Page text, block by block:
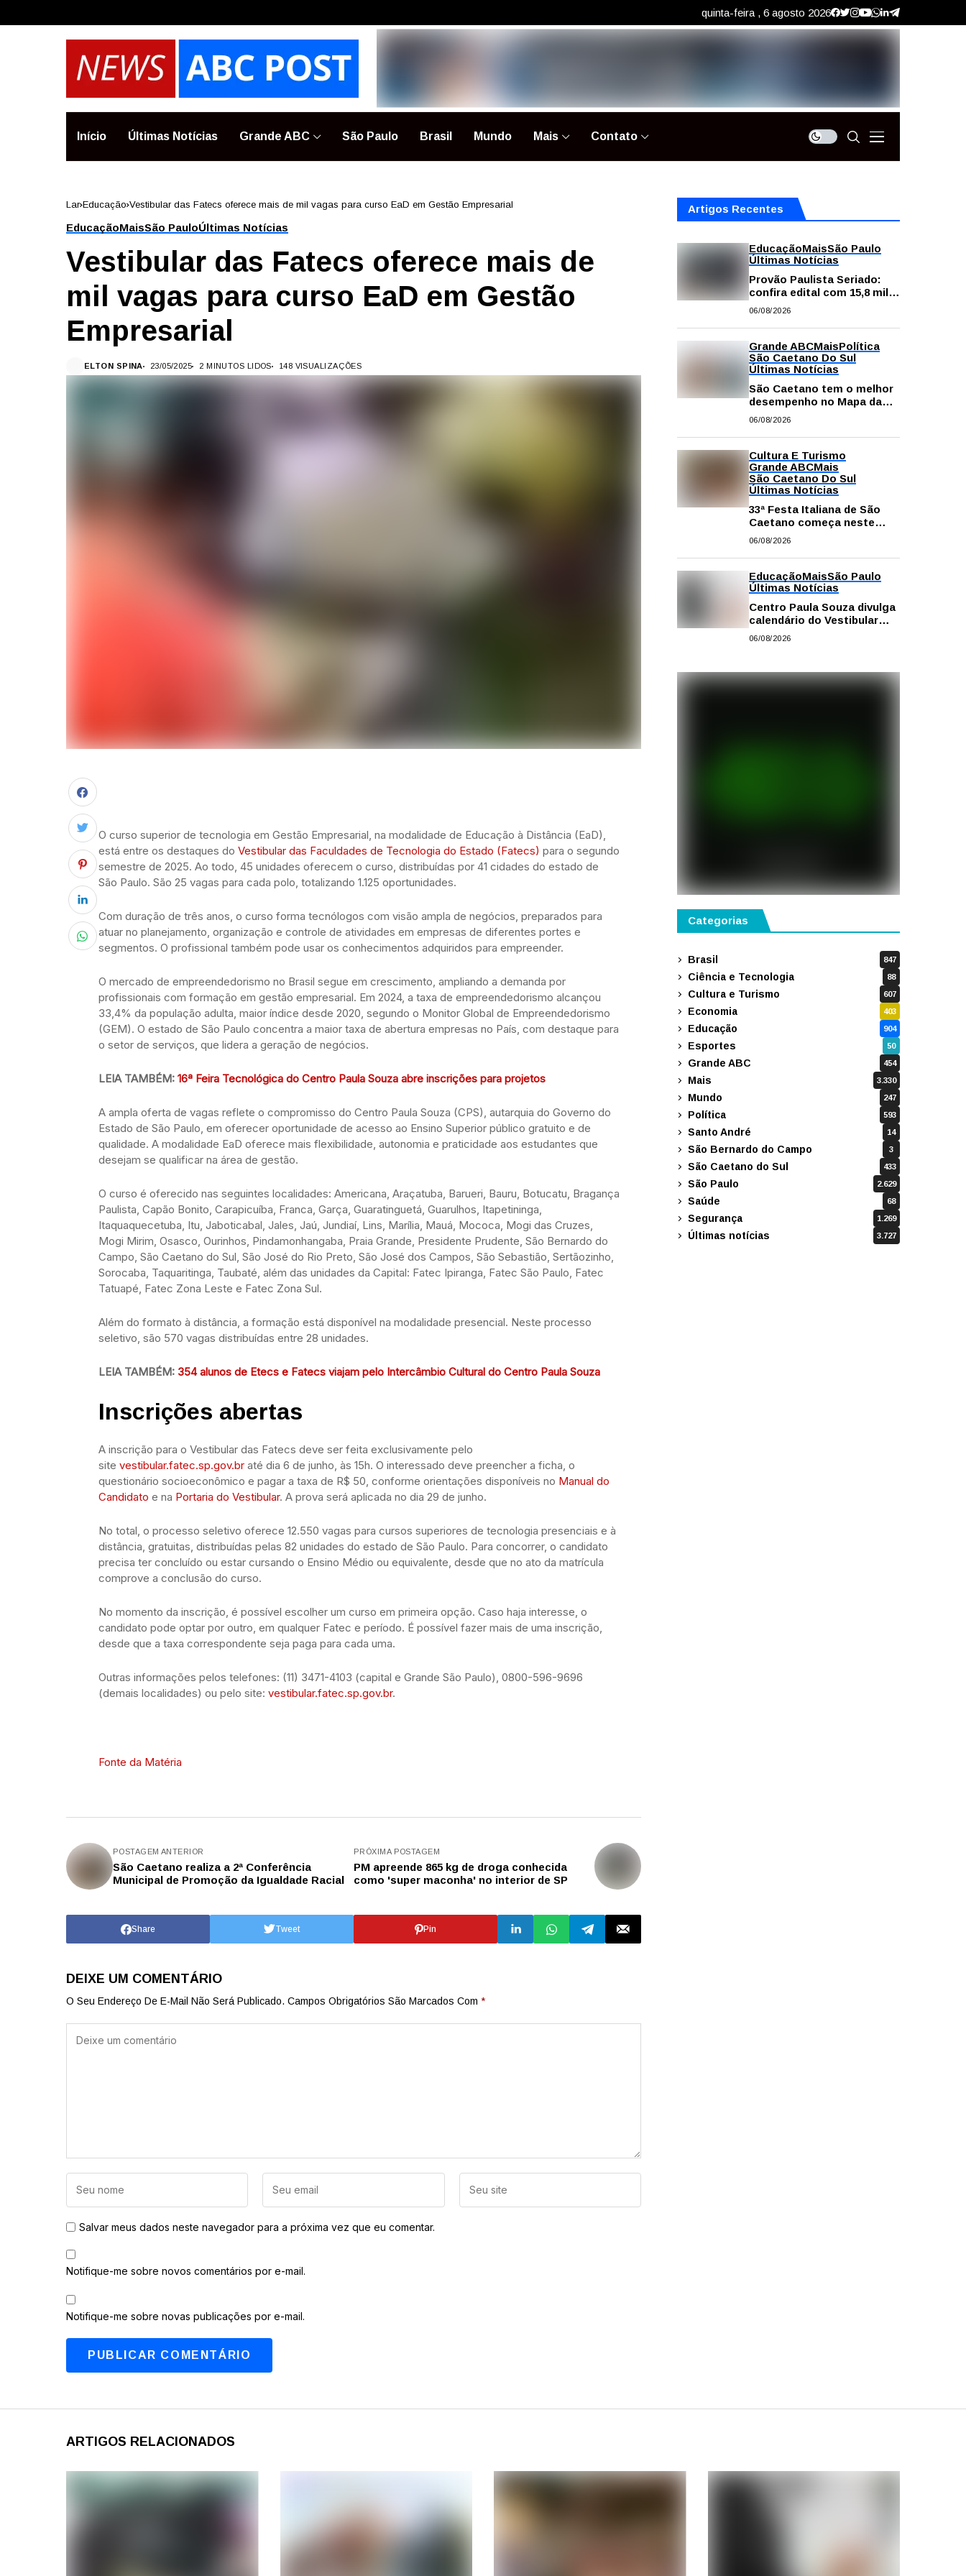
quinta-feira , 6 agosto 2026
Início Últimas Notícias Grande ABC São Paulo Brasil Mundo Mais Contato
Lar Educação Vestibular das Fatecs oferece mais de mil vagas para curso EaD em Gestão Empresarial
EducaçãoMaisSão PauloÚltimas Notícias
Vestibular das Fatecs oferece mais de
mil vagas para curso EaD em Gestão
Empresarial
ELTON SPINA 23/05/2025 2 MINUTOS LIDOS 148 VISUALIZAÇÕES
O curso superior de tecnologia em Gestão Empresarial, na modalidade de Educação à Distância (EaD),
está entre os destaques do Vestibular das Faculdades de Tecnologia do Estado (Fatecs) para o segundo
semestre de 2025. Ao todo, 45 unidades oferecem o curso, distribuídas por 41 cidades do estado de
São Paulo. São 25 vagas para cada polo, totalizando 1.125 oportunidades.
Com duração de três anos, o curso forma tecnólogos com visão ampla de negócios, preparados para
atuar no planejamento, organização e controle de atividades em empresas de diferentes portes e
segmentos. O profissional também pode usar os conhecimentos adquiridos para empreender.
O mercado de empreendedorismo no Brasil segue em crescimento, ampliando a demanda por
profissionais com formação em gestão empresarial. Em 2024, a taxa de empreendedorismo alcançou
33,4% da população adulta, maior índice desde 2020, segundo o Monitor Global de Empreendedorismo
(GEM). O estado de São Paulo concentra a maior taxa de abertura empresas no País, com destaque para
o setor de serviços, que lidera a geração de negócios.
LEIA TAMBÉM: 16ª Feira Tecnológica do Centro Paula Souza abre inscrições para projetos
A ampla oferta de vagas reflete o compromisso do Centro Paula Souza (CPS), autarquia do Governo do
Estado de São Paulo, em oferecer oportunidade de acesso ao Ensino Superior público gratuito e de
qualidade. A modalidade EaD oferece mais flexibilidade, autonomia e praticidade aos estudantes que
desejam se qualificar na área de gestão.
O curso é oferecido nas seguintes localidades: Americana, Araçatuba, Barueri, Bauru, Botucatu, Bragança
Paulista, Capão Bonito, Carapicuíba, Franca, Garça, Guaratinguetá, Guarulhos, Itapetininga,
Itaquaquecetuba, Itu, Jaboticabal, Jales, Jaú, Jundiaí, Lins, Marília, Mauá, Mococa, Mogi das Cruzes,
Mogi Mirim, Osasco, Ourinhos, Pindamonhangaba, Praia Grande, Presidente Prudente, São Bernardo do
Campo, São Caetano do Sul, São José do Rio Preto, São José dos Campos, São Sebastião, Sertãozinho,
Sorocaba, Taquaritinga, Taubaté, além das unidades da Capital: Fatec Ipiranga, Fatec São Paulo, Fatec
Tatuapé, Fatec Zona Leste e Fatec Zona Sul.
Além do formato à distância, a formação está disponível na modalidade presencial. Neste processo
seletivo, são 570 vagas distribuídas entre 28 unidades.
LEIA TAMBÉM: 354 alunos de Etecs e Fatecs viajam pelo Intercâmbio Cultural do Centro Paula Souza
Inscrições abertas
A inscrição para o Vestibular das Fatecs deve ser feita exclusivamente pelo
site vestibular.fatec.sp.gov.br até dia 6 de junho, às 15h. O interessado deve preencher a ficha, o
questionário socioeconômico e pagar a taxa de R$ 50, conforme orientações disponíveis no Manual do
Candidato e na Portaria do Vestibular. A prova será aplicada no dia 29 de junho.
No total, o processo seletivo oferece 12.550 vagas para cursos superiores de tecnologia presenciais e à
distância, gratuitas, distribuídas pelas 82 unidades do estado de São Paulo. Para concorrer, o candidato
precisa ter concluído ou estar cursando o Ensino Médio ou equivalente, desde que no ato da matrícula
comprove a conclusão do curso.
No momento da inscrição, é possível escolher um curso em primeira opção. Caso haja interesse, o
candidato pode optar por outro, em qualquer Fatec e período. É possível fazer mais de uma inscrição,
desde que a taxa correspondente seja paga para cada uma.
Outras informações pelos telefones: (11) 3471-4103 (capital e Grande São Paulo), 0800-596-9696
(demais localidades) ou pelo site: vestibular.fatec.sp.gov.br.
Fonte da Matéria
POSTAGEM ANTERIOR
São Caetano realiza a 2ª Conferência
Municipal de Promoção da Igualdade Racial
PRÓXIMA POSTAGEM
PM apreende 865 kg de droga conhecida
como 'super maconha' no interior de SP
Share Tweet Pin
DEIXE UM COMENTÁRIO
O Seu Endereço De E-Mail Não Será Publicado. Campos Obrigatórios São Marcados Com *
Salvar meus dados neste navegador para a próxima vez que eu comentar.
Notifique-me sobre novos comentários por e-mail.
Notifique-me sobre novas publicações por e-mail.
Artigos Recentes
EducaçãoMaisSão Paulo
Últimas Notícias
Provão Paulista Seriado:
confira edital com 15,8 mil
vagas para ensino superior
06/08/2026
Grande ABCMaisPolítica
São Caetano Do Sul
Últimas Notícias
São Caetano tem o melhor
desempenho no Mapa da
Desigualdade da Grande SP
06/08/2026
Cultura E Turismo
Grande ABCMais
São Caetano Do Sul
Últimas Notícias
33ª Festa Italiana de São
Caetano começa neste
sábado com mais barracas
e atrações
06/08/2026
EducaçãoMaisSão Paulo
Últimas Notícias
Centro Paula Souza divulga
calendário do Vestibular
das Fatecs para o primeiro
06/08/2026
Categorias
Brasil 847
Ciência e Tecnologia 88
Cultura e Turismo 607
Economia 403
Educação 904
Esportes 50
Grande ABC 454
Mais 3.330
Mundo 247
Política 593
Santo André 14
São Bernardo do Campo 3
São Caetano do Sul 433
São Paulo 2.629
Saúde 68
Segurança 1.269
Últimas notícias 3.727
ARTIGOS RELACIONADOS